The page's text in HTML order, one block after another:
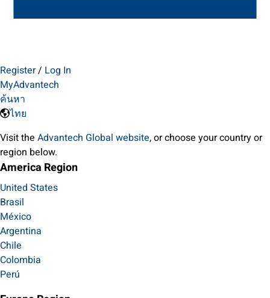
Register/ Log In
MyAdvantech
ค้นหา
ไทย
Visit the Advantech Global website, or choose your country or
region below.
America Region
United States
Brasil
México
Argentina
Chile
Colombia
Perú